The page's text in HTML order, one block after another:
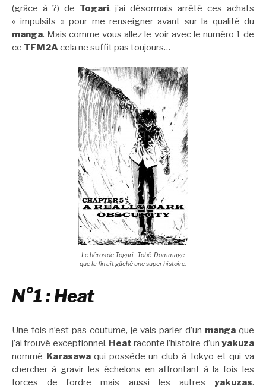
(grâce à ?) de Togari, j’ai désormais arrêté ces achats
« impulsifs » pour me renseigner avant sur la qualité du
manga. Mais comme vous allez le voir avec le numéro 1 de
ce TFM2A cela ne suffit pas toujours…
Le héros de Togari : Tobé. Dommage
que la fin ait gâché une super histoire.
N°1 : Heat
Une fois n’est pas coutume, je vais parler d’un manga que
j’ai trouvé exceptionnel. Heat raconte l’histoire d’unyakuza
nommé Karasawaqui possède un club à Tokyo et qui va
chercher à gravir les échelons en affrontant à la fois les
forces de l’ordre mais aussi les autres yakuzas.